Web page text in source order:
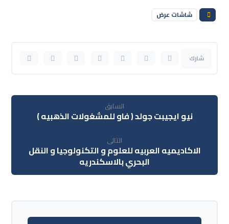
شاشات عرض
السابق
نيو ايجيبت جولد ( فاو للمشغولات الذهبيه )
التالى
الاكاديميه العربيه للعلوم و التكنولوجيا و النقل
البحري بالاسكندريه